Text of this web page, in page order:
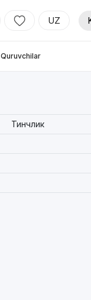
UZ
Quruvchilar
Тинчлик